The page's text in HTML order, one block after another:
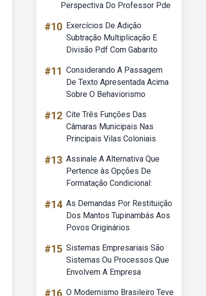
Perspectiva Do Professor Pde
#10 Exercícios De Adição
Subtração Multiplicação E
Divisão Pdf Com Gabarito
#11 Considerando A Passagem
De Texto Apresentada Acima
Sobre O Behaviorismo
#12 Cite Três Funções Das
Câmaras Municipais Nas
Principais Vilas Coloniais
#13 Assinale A Alternativa Que
Pertence às Opções De
Formatação Condicional:
#14 As Demandas Por Restituição
Dos Mantos Tupinambás Aos
Povos Originários
#15 Sistemas Empresariais São
Sistemas Ou Processos Que
Envolvem A Empresa
#16 O Modernismo Brasileiro Teve